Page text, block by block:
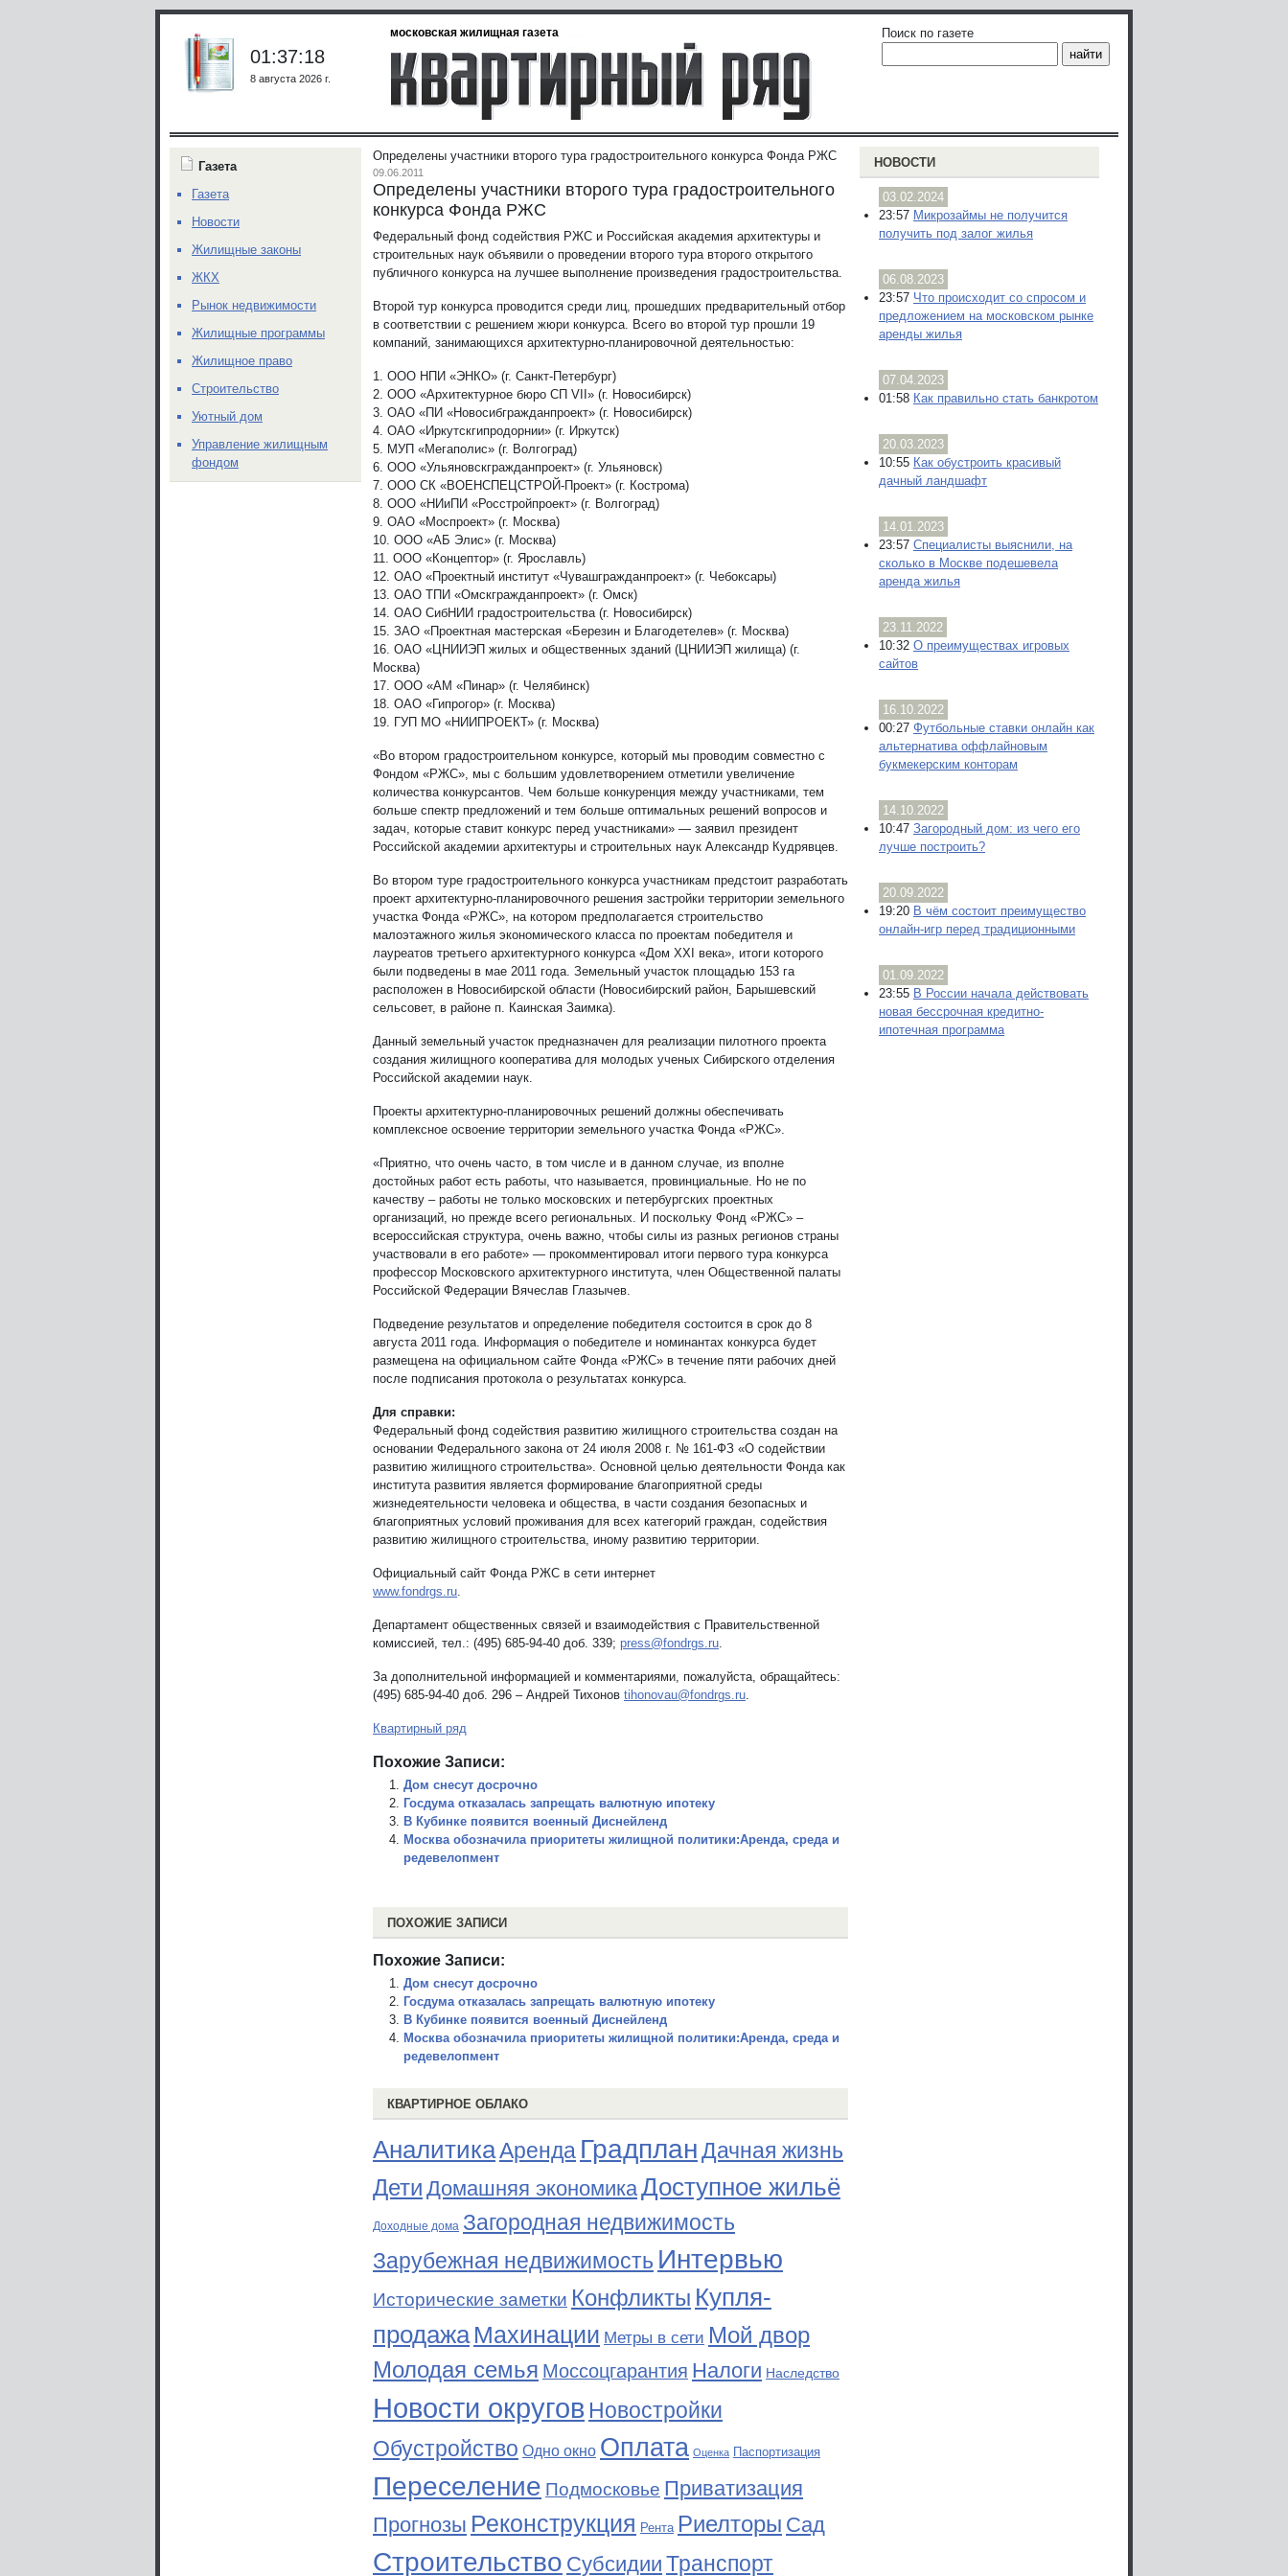
московская жилищная газета
01:37:18
8 августа 2026 г.
Поиск по газете
Определены участники второго тура градостроительного конкурса Фонда РЖС
09.06.2011
Определены участники второго тура градостроительного
конкурса Фонда РЖС
Федеральный фонд содействия РЖС и Российская академия архитектуры и
строительных наук объявили о проведении второго тура второго открытого
публичного конкурса на лучшее выполнение произведения градостроительства.
Второй тур конкурса проводится среди лиц, прошедших предварительный отбор
в соответствии с решением жюри конкурса. Всего во второй тур прошли 19
компаний, занимающихся архитектурно-планировочной деятельностью:
1. ООО НПИ «ЭНКО» (г. Санкт-Петербург)
2. ООО «Архитектурное бюро СП VII» (г. Новосибирск)
3. ОАО «ПИ «Новосибгражданпроект» (г. Новосибирск)
4. ОАО «Иркутскгипродорнии» (г. Иркутск)
5. МУП «Мегаполис» (г. Волгоград)
6. ООО «Ульяновскгражданпроект» (г. Ульяновск)
7. ООО СК «ВОЕНСПЕЦСТРОЙ-Проект» (г. Кострома)
8. ООО «НИиПИ «Росстройпроект» (г. Волгоград)
9. ОАО «Моспроект» (г. Москва)
10. ООО «АБ Элис» (г. Москва)
11. ООО «Концептор» (г. Ярославль)
12. ОАО «Проектный институт «Чувашгражданпроект» (г. Чебоксары)
13. ОАО ТПИ «Омскгражданпроект» (г. Омск)
14. ОАО СибНИИ градостроительства (г. Новосибирск)
15. ЗАО «Проектная мастерская «Березин и Благодетелев» (г. Москва)
16. ОАО «ЦНИИЭП жилых и общественных зданий (ЦНИИЭП жилища) (г.
Москва)
17. ООО «АМ «Пинар» (г. Челябинск)
18. ОАО «Гипрогор» (г. Москва)
19. ГУП МО «НИИПРОЕКТ» (г. Москва)
«Во втором градостроительном конкурсе, который мы проводим совместно с
Фондом «РЖС», мы с большим удовлетворением отметили увеличение
количества конкурсантов. Чем больше конкуренция между участниками, тем
больше спектр предложений и тем больше оптимальных решений вопросов и
задач, которые ставит конкурс перед участниками» — заявил президент
Российской академии архитектуры и строительных наук Александр Кудрявцев.
Во втором туре градостроительного конкурса участникам предстоит разработать
проект архитектурно-планировочного решения застройки территории земельного
участка Фонда «РЖС», на котором предполагается строительство
малоэтажного жилья экономического класса по проектам победителя и
лауреатов третьего архитектурного конкурса «Дом XXI века», итоги которого
были подведены в мае 2011 года. Земельный участок площадью 153 га
расположен в Новосибирской области (Новосибирский район, Барышевский
сельсовет, в районе п. Каинская Заимка).
Данный земельный участок предназначен для реализации пилотного проекта
создания жилищного кооператива для молодых ученых Сибирского отделения
Российской академии наук.
Проекты архитектурно-планировочных решений должны обеспечивать
комплексное освоение территории земельного участка Фонда «РЖС».
«Приятно, что очень часто, в том числе и в данном случае, из вполне
достойных работ есть работы, что называется, провинциальные. Но не по
качеству – работы не только московских и петербургских проектных
организаций, но прежде всего региональных. И поскольку Фонд «РЖС» –
всероссийская структура, очень важно, чтобы силы из разных регионов страны
участвовали в его работе» — прокомментировал итоги первого тура конкурса
профессор Московского архитектурного института, член Общественной палаты
Российской Федерации Вячеслав Глазычев.
Подведение результатов и определение победителя состоится в срок до 8
августа 2011 года. Информация о победителе и номинантах конкурса будет
размещена на официальном сайте Фонда «РЖС» в течение пяти рабочих дней
после подписания протокола о результатах конкурса.
Для справки:
Федеральный фонд содействия развитию жилищного строительства создан на
основании Федерального закона от 24 июля 2008 г. № 161-ФЗ «О содействии
развитию жилищного строительства». Основной целью деятельности Фонда как
института развития является формирование благоприятной среды
жизнедеятельности человека и общества, в части создания безопасных и
благоприятных условий проживания для всех категорий граждан, содействия
развитию жилищного строительства, иному развитию территории.
Официальный сайт Фонда РЖС в сети интернет
www.fondrgs.ru
Департамент общественных связей и взаимодействия с Правительственной
комиссией, тел.: (495) 685-94-40 доб. 339; press@fondrgs.ru
За дополнительной информацией и комментариями, пожалуйста, обращайтесь:
(495) 685-94-40 доб. 296 – Андрей Тихонов tihonovau@fondrgs.ru
Квартирный ряд
Похожие Записи:
Дом снесут досрочно
Госдума отказалась запрещать валютную ипотеку
В Кубинке появится военный Диснейленд
Москва обозначила приоритеты жилищной политики:Аренда, среда и
редевелопмент
ПОХОЖИЕ ЗАПИСИ
Похожие Записи:
Дом снесут досрочно
Госдума отказалась запрещать валютную ипотеку
В Кубинке появится военный Диснейленд
Москва обозначила приоритеты жилищной политики:Аренда, среда и
редевелопмент
КВАРТИРНОЕ ОБЛАКО
АналитикаАренда ГрадпланДачная жизнь
Дети Домашняя экономикаДоступное жильё
Доходные дома Загородная недвижимость
Зарубежная недвижимость Интервью
Исторические заметки Конфликты Купля-
продажа Махинации Метры в сети Мой двор
Молодая семья Моссоцгарантия Налоги Наследство
Новости округов Новостройки
Обустройство Одно окно Оплата Оценка Паспортизация
Переселение Подмосковье Приватизация
Прогнозы Реконструкция Рента Риелторы Сад
Строительство Субсидии Транспорт
НОВОСТИ
03.02.2024
23:57 Микрозаймы не получится
получить под залог жилья
06.08.2023
23:57 Что происходит со спросом и
предложением на московском рынке
аренды жилья
07.04.2023
01:58 Как правильно стать банкротом
20.03.2023
10:55 Как обустроить красивый
дачный ландшафт
14.01.2023
23:57 Специалисты выяснили, на
сколько в Москве подешевела
аренда жилья
23.11.2022
10:32 О преимуществах игровых
сайтов
16.10.2022
00:27 Футбольные ставки онлайн как
альтернатива оффлайновым
букмекерским конторам
14.10.2022
10:47 Загородный дом: из чего его
лучше построить?
20.09.2022
19:20 В чём состоит преимущество
онлайн-игр перед традиционными
01.09.2022
23:55 В России начала действовать
новая бессрочная кредитно-
ипотечная программа
Газета
Газета
Новости
Жилищные законы
ЖКХ
Рынок недвижимости
Жилищные программы
Жилищное право
Строительство
Уютный дом
Управление жилищным
фондом